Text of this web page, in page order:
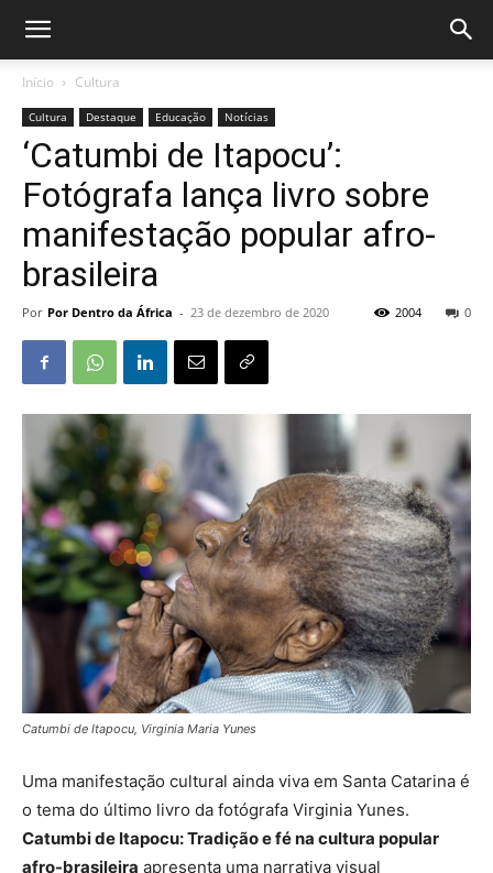
Início Cultura
Cultura Destaque Educação Notícias
‘Catumbi de Itapocu’:
Fotógrafa lança livro sobre
manifestação popular afro-
brasileira
Por Por Dentro da África - 23 de dezembro de 2020 0
2004
Catumbi de Itapocu, Virginia Maria Yunes
Uma manifestação cultural ainda viva em Santa Catarina é
o tema do último livro da fotógrafa Virginia Yunes.
Catumbi de Itapocu: Tradição e fé na cultura popular
afro-brasileira apresenta uma narrativa visual